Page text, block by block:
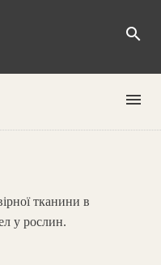
search
menu
тканини в
у рослин.